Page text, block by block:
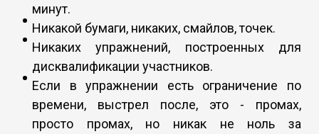
минут.
Никакой бумаги, никаких, смайлов, точек.
Никаких упражнений, построенных для
дисквалификации участников.
Если в упражнении есть ограничение по
времени, выстрел после, это - промах,
просто промах, но никак не ноль за